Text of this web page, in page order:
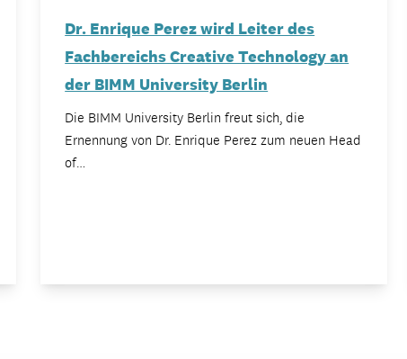
Dr. Enrique Perez wird Leiter des
Fachbereichs Creative Technology an
der BIMM University Berlin
Die BIMM University Berlin freut sich, die
Ernennung von Dr. Enrique Perez zum neuen Head
of…